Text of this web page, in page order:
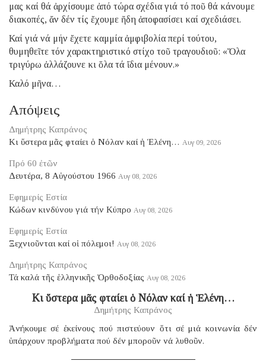
μας καί θά ἀρχίσουμε ἀπό τώρα σχέδια γιά τό ποῦ θά κάνουμε
διακοπές, ἄν δέν τίς ἔχουμε ἤδη ἀποφασίσει καί σχεδιάσει.
Καί γιά νά μήν ἔχετε καμμία ἀμφιβολία περί τούτου,
θυμηθεῖτε τόν χαρακτηριστικό στίχο τοῦ τραγουδιοῦ: «Ὅλα
τριγύρω ἀλλάζουνε κι ὅλα τά ἴδια μένουν.»
Καλό μῆνα…
Απόψεις
Δημήτρης Καπράνος
Κι ὕστερα μᾶς φταίει ὁ Νόλαν καί ἡ Ἑλένη… Αυγ 09, 2026
Πρό 60 ἐτῶν
Δευτέρα, 8 Αὐγούστου 1966 Αυγ 08, 2026
Εφημερίς Εστία
Κώδων κινδύνου γιά τήν Κύπρο Αυγ 08, 2026
Εφημερίς Εστία
Ξεχνιοῦνται καί οἱ πόλεμοι! Αυγ 08, 2026
Δημήτρης Καπράνος
Τά καλά τῆς ἑλληνικῆς Ὀρθοδοξίας Αυγ 08, 2026
Κι ὕστερα μᾶς φταίει ὁ Νόλαν καί ἡ Ἑλένη…
Δημήτρης Καπράνος
Ἀνήκουμε σέ ἐκείνους πού πιστεύουν ὅτι σέ μιά κοινωνία δέν
ὑπάρχουν προβλήματα πού δέν μποροῦν νά λυθοῦν.